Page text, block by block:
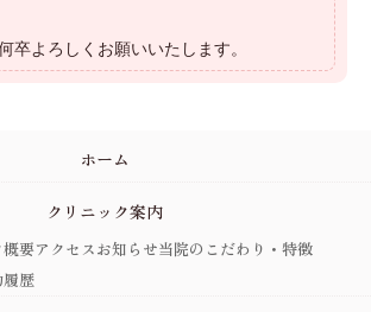
卒よろしくお願いいたします。
ホーム
クリニック案内
概要アクセスお知らせ当院のこだわり・特徴
歴